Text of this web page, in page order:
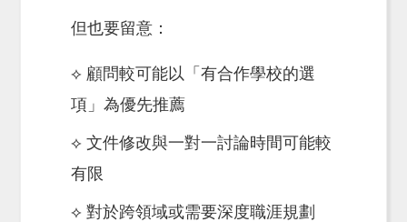
但也要留意：
⟡ 顧問較可能以「有合作學校的選
項」為優先推薦
⟡ 文件修改與一對一討論時間可能較
有限
⟡ 對於跨領域或需要深度職涯規劃